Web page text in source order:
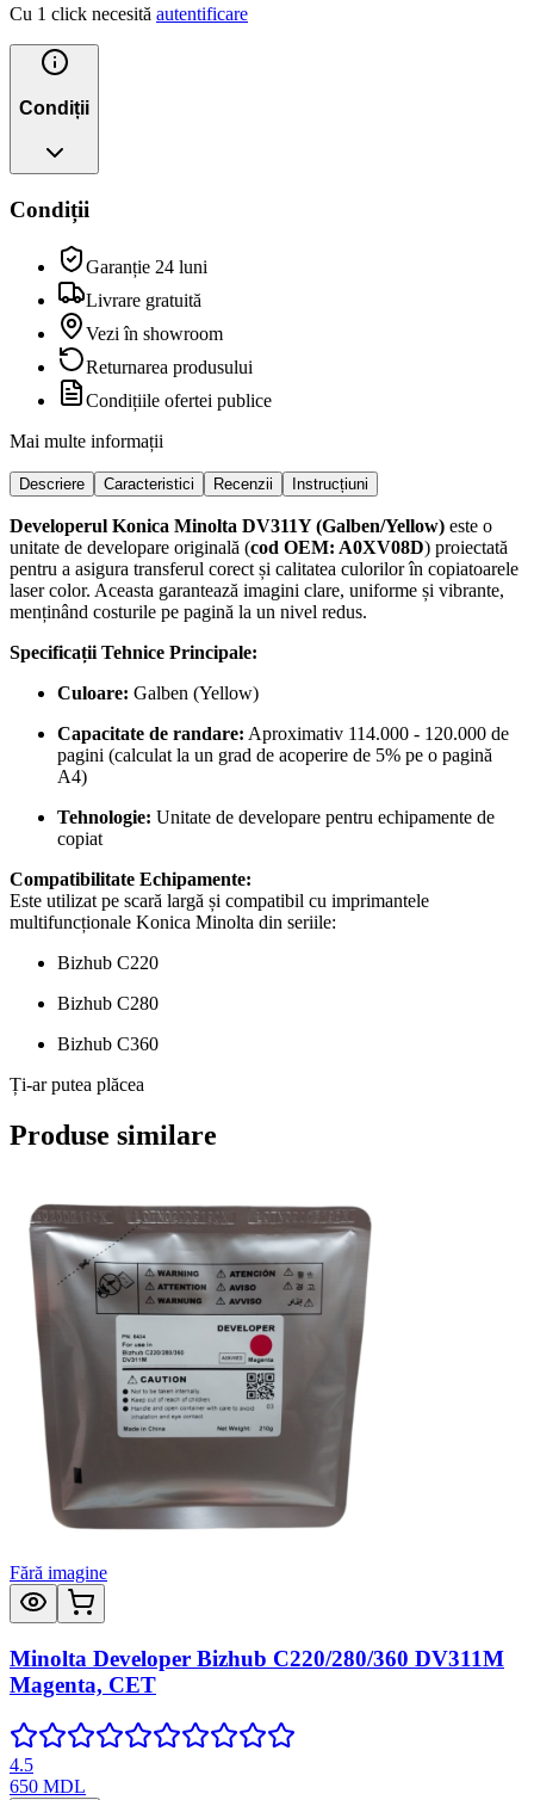
Cu 1 click necesită autentificare
Condiții
Condiții
Garanție 24 luni
Livrare gratuită
Vezi în showroom
Returnarea produsului
Condițiile ofertei publice
Mai multe informații
Descriere Caracteristici Recenzii Instrucțiuni
Developerul Konica Minolta DV311Y (Galben/Yellow) este o
unitate de developare originală (cod OEM: A0XV08D) proiectată
pentru a asigura transferul corect și calitatea culorilor în copiatoarele
laser color. Aceasta garantează imagini clare, uniforme și vibrante,
menținând costurile pe pagină la un nivel redus.
Specificații Tehnice Principale:
Culoare: Galben (Yellow)
Capacitate de randare: Aproximativ 114.000 - 120.000 de
pagini (calculat la un grad de acoperire de 5% pe o pagină
A4)
Tehnologie: Unitate de developare pentru echipamente de
copiat
Compatibilitate Echipamente:
Este utilizat pe scară largă și compatibil cu imprimantele
multifuncționale Konica Minolta din seriile:
Bizhub C220
Bizhub C280
Bizhub C360
Ți-ar putea plăcea
Produse similare
Fără imagine
Minolta Developer Bizhub C220/280/360 DV311M
Magenta, CET
4.5
650 MDL